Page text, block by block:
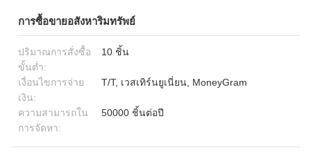
การซื้อขายอสังหาริมทรัพย์
ปริมาณการสั่งซื้อ
ขั้นต่ำ:
10 ชิ้น
เงื่อนไขการจ่าย
เงิน:
T/T, เวสเทิร์นยูเนี่ยน, MoneyGram
ความสามารถใน
การจัดหา:
50000 ชิ้นต่อปี